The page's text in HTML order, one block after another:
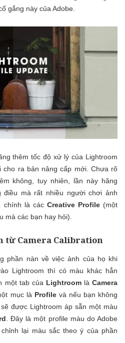
gắng này của Adobe.
thêm tốc độ xử lý của Lightroom
cho ra bản nâng cấp mới. Chưa rõ
không, tuy nhiên, lần này hãng
điều mà rất nhiều người chơi ảnh
chính là các Creative Profile(một
mà các bạn hay hỏi).
từ Camera Calibration
phần nàn về việc ảnh của họ khi
Lightroom thì có màu khác hẳn
một tab của LightroomlàCamera
mục là Profilevà nếu bạn không
được Lightroom áp sẵn một màu
. Đây là một profile màu do Adobe
lại màu sắc theo ý của phần